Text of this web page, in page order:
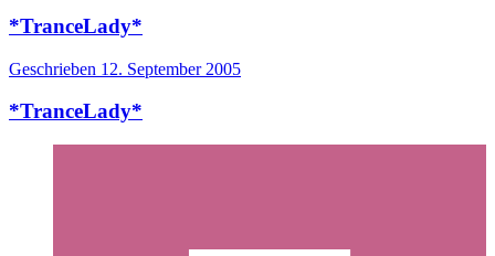
*TranceLady*
Geschrieben 12. September 2005
*TranceLady*